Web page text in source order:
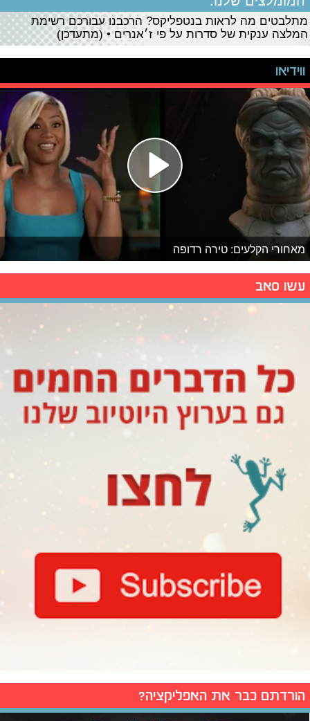
מתלבטים מה לראות בנטפליקס? הרכבנו עבורכם רשימת
המלצה ענקית של סדרות על פי ז׳אנרים • (מתעדכן)
ווידיאו
מאחורי הקלעים: טירה רדופה
עשו סאב
הורדתם כבר את האפליקציה?